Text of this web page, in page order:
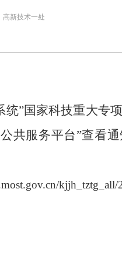
高新技术一处
”国家科技重大专
共服务平台”查看